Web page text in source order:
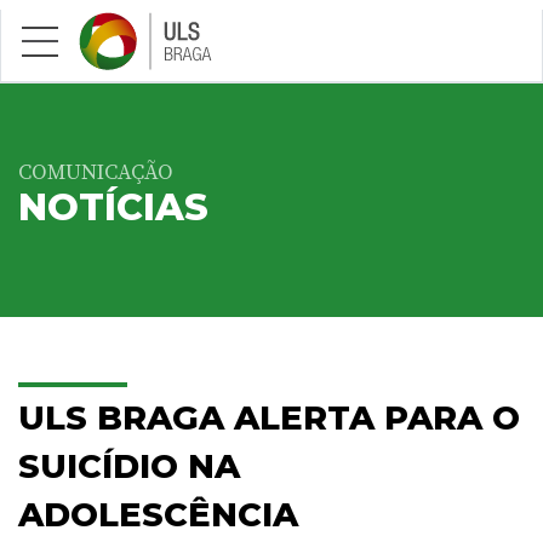
Saltar para conteúdo principal
COMUNICAÇÃO
NOTÍCIAS
ULS BRAGA ALERTA PARA O
SUICÍDIO NA
ADOLESCÊNCIA